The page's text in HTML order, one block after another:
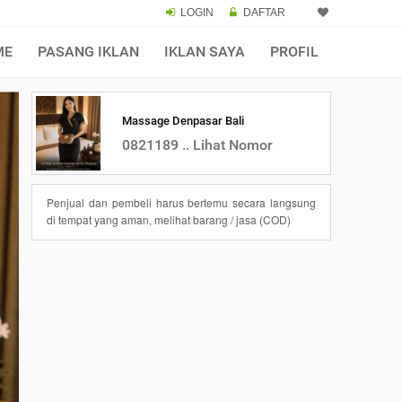
LOGIN DAFTAR
PASANG IKLAN IKLAN SAYA PROFIL
Massage Denpasar Bali
0821189 .. Lihat Nomor
Penjual dan pembeli harus bertemu secara langsung
di tempat yang aman, melihat barang / jasa (COD)